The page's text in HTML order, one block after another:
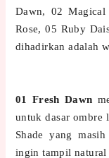
Dawn, 02
Rose, 05 Ruby
dihadirkan adalah
01 Fresh Dawn
untuk dasar ombre
Shade yang
ingin tampil